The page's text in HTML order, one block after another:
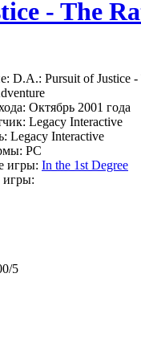
- The
D.A.: Pursuit of Justice
Октябрь 2001 года
Legacy Interactive
Legacy Interactive
PC
игры: In the 1st Degree
игры:
5